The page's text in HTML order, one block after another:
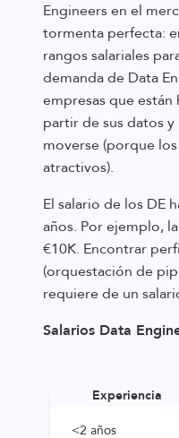
Engineers en el
tormenta perfecta:
rangos salariales
demanda de Data
empresas que están
partir de sus datos
moverse (porque
atractivos).
El salario de los DE
años. Por ejemplo,
€10K. Encontrar
(orquestación de
requiere de un
Salarios Data
Experiencia
<2 años